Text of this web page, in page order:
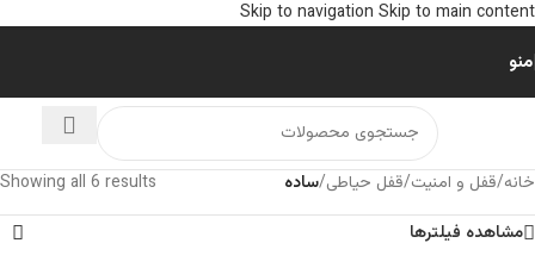
Skip to navigation Skip to main content
منو
خانه/قفل و امنیت/قفل حیاطی/ساده
Showing all 6 results
مشاهده فیلترها